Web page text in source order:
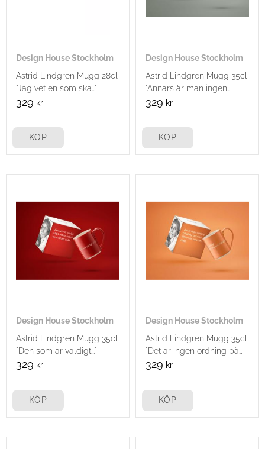
Design House Stockholm
Astrid Lindgren Mugg 28cl
"Jag vet en som ska..."
329 kr
KÖP
Design House Stockholm
Astrid Lindgren Mugg 35cl
"Annars är man ingen
människa..."
329 kr
KÖP
Design House Stockholm
Astrid Lindgren Mugg 35cl
"Den som är väldigt..."
329 kr
KÖP
Design House Stockholm
Astrid Lindgren Mugg 35cl
"Det är ingen ordning på
allting..."
329 kr
KÖP